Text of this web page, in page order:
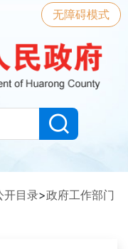
无障碍模式
开目录>政府工作部门